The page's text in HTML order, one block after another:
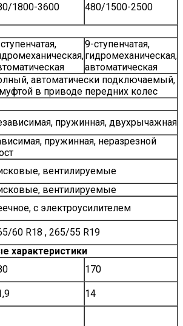
1800-3600 480/1500-2500
9-ступенчатая,
гидромеханическая,
автоматическая
автоматически подключаемый,
в приводе передних колес
пружинная, двухрычажная
пружинная, неразрезной
вентилируемые
вентилируемые
с электроусилителем
60 R18 , 265/55 R19
характеристики
170
14